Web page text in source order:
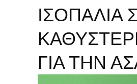
ΙΣΟΠΑΛΙΑ
ΓΙΑ ΤΗΝ